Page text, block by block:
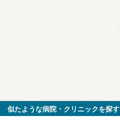
似たような病院・クリニックを探す